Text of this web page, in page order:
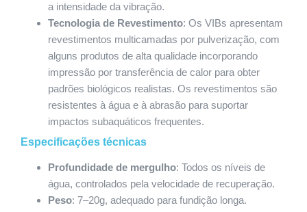
a intensidade da vibração.
Tecnologia de Revestimento: Os VIBs apresentam
revestimentos multicamadas por pulverização, com
alguns produtos de alta qualidade incorporando
impressão por transferência de calor para obter
padrões biológicos realistas. Os revestimentos são
resistentes à água e à abrasão para suportar
impactos subaquáticos frequentes.
Especificações técnicas
Profundidade de mergulho: Todos os níveis de
água, controlados pela velocidade de recuperação.
Peso: 7–20g, adequado para fundição longa.